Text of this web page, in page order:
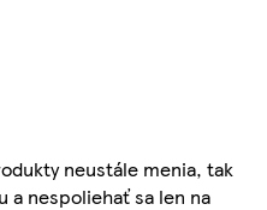
neustále menia, tak
a nespoliehať sa len na